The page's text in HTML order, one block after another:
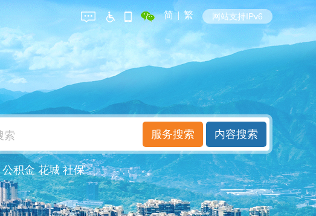
简 | 繁 网站支持IPv6
公积金 花城 社保